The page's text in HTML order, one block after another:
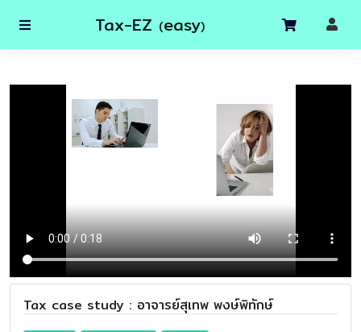
Tax-EZ (easy)
Tax case study : อาจารย์สุเทพ พงษ์พิทักษ์